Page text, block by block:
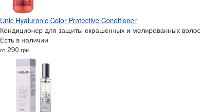
Unic Hyaluronic Color Protective Conditioner
Кондиционер для защиты окрашенных и мелированных волос
Есть в наличии
от 290 грн